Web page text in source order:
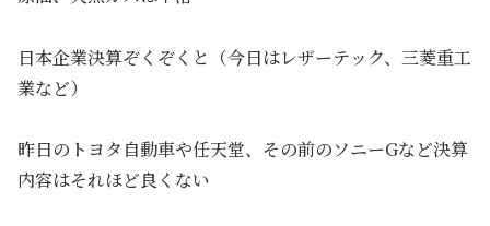
日本企業決算ぞくぞくと（今日はレザーテック、三菱重工
業など）
昨日のトヨタ自動車や任天堂、その前のソニーGなど決算
内容はそれほど良くない